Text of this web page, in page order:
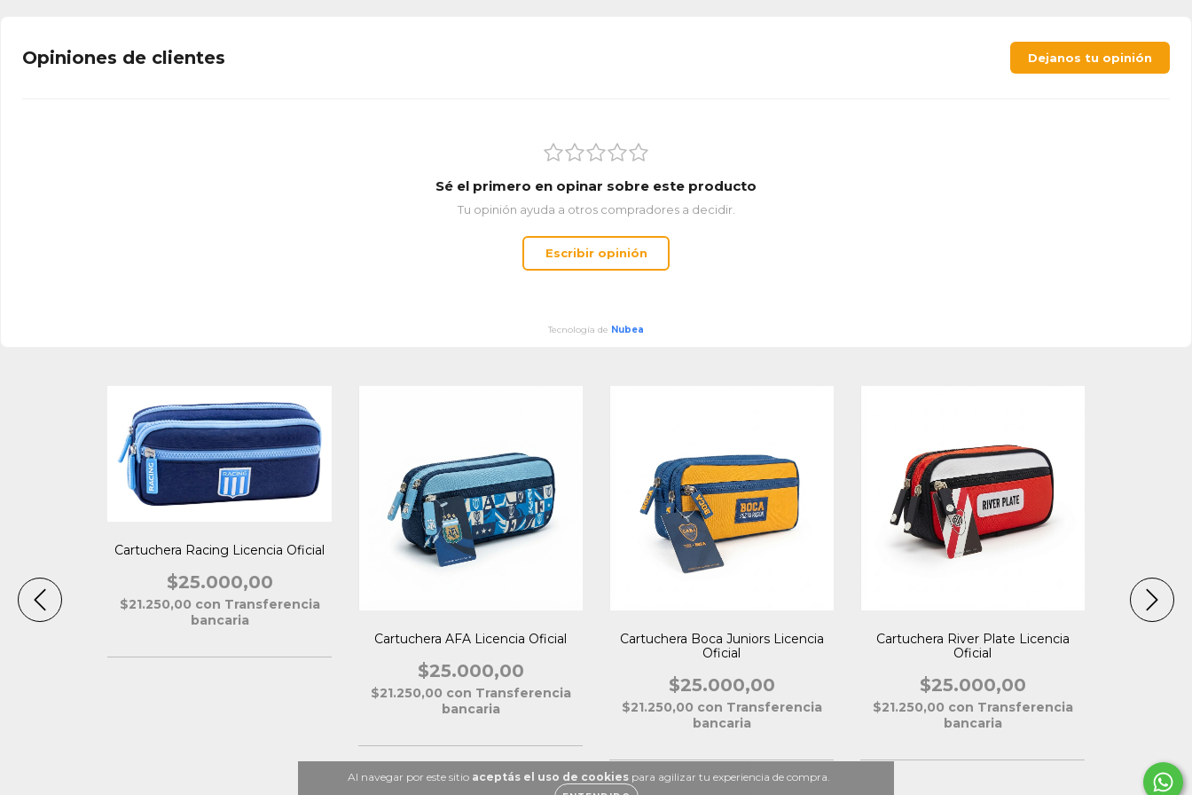
Al navegar por este sitio aceptás el uso de cookies para agilizar tu experiencia de compra.
Opiniones de clientes Dejanos tu opinión
Sé el primero en opinar sobre este producto
Tu opinión ayuda a otros compradores a decidir.
Escribir opinión
Tecnología de Nubea
Cartuchera Racing Licencia Oficial
$25.000,00
$21.250,00 con Transferencia
bancaria
Cartuchera AFA Licencia Oficial
$25.000,00
$21.250,00 con Transferencia
bancaria
Cartuchera Boca Juniors Licencia
Oficial
$25.000,00
$21.250,00 con Transferencia
bancaria
Cartuchera River Plate Licencia
Oficial
$25.000,00
$21.250,00 con Transferencia
bancaria